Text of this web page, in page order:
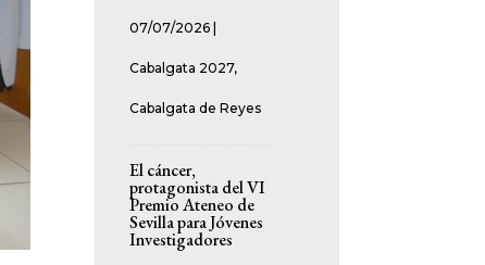
07/07/2026
Cabalgata 2027,
Cabalgata de Reyes
El cáncer,
protagonista del VI
Premio Ateneo de
Sevilla para Jóvenes
Investigadores